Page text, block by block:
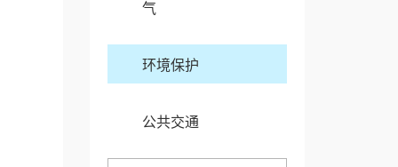
气
环境保护
公共交通